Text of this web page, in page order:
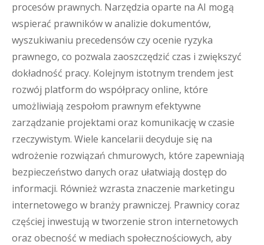
procesów prawnych. Narzędzia oparte na AI mogą
wspierać prawników w analizie dokumentów,
wyszukiwaniu precedensów czy ocenie ryzyka
prawnego, co pozwala zaoszczędzić czas i zwiększyć
dokładność pracy. Kolejnym istotnym trendem jest
rozwój platform do współpracy online, które
umożliwiają zespołom prawnym efektywne
zarządzanie projektami oraz komunikację w czasie
rzeczywistym. Wiele kancelarii decyduje się na
wdrożenie rozwiązań chmurowych, które zapewniają
bezpieczeństwo danych oraz ułatwiają dostęp do
informacji. Również wzrasta znaczenie marketingu
internetowego w branży prawniczej. Prawnicy coraz
częściej inwestują w tworzenie stron internetowych
oraz obecność w mediach społecznościowych, aby